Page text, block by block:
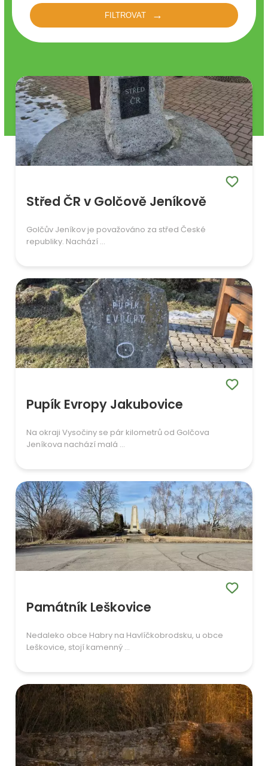
FILTROVAT
Střed ČR v Golčově Jeníkově
Golčův Jeníkov je považováno za střed České
republiky. Nachází ...
Pupík Evropy Jakubovice
Na okraji Vysočiny se pár kilometrů od Golčova
Jeníkova nachází malá ...
Památník Leškovice
Nedaleko obce Habry na Havlíčkobrodsku, u obce
Leškovice, stojí kamenný ...